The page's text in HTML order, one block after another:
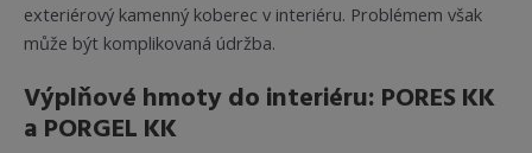
exteriérový kamenný koberec v interiéru. Problémem však
může být komplikovaná údržba.
Výplňové hmoty do interiéru: PORES KK
a PORGEL KK